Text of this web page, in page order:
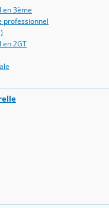
en 3ème
professionnel
en 2GT